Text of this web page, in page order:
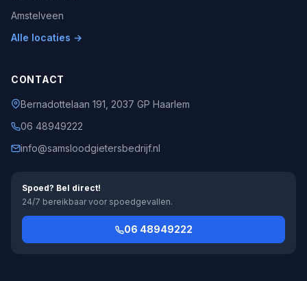
Amstelveen
Alle locaties →
CONTACT
Bernadottelaan 191, 2037 GP Haarlem
06 48949222
info@samsloodgietersbedrijf.nl
Spoed? Bel direct!
24/7 bereikbaar voor spoedgevallen.
06 48949222